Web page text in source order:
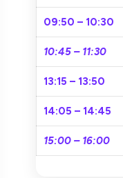
09:50 – 10:30
10:45 – 11:30
13:15 – 13:50
14:05 – 14:45
15:00 – 16:00